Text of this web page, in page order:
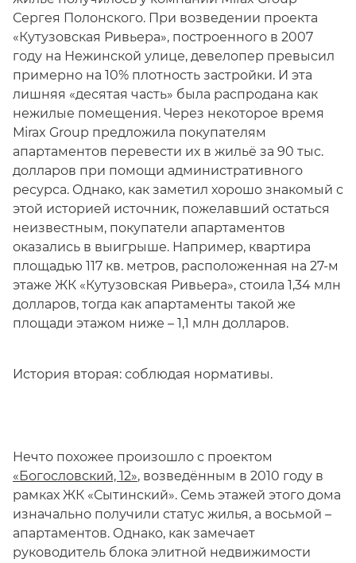
Сергея Полонского. При возведении проекта
«Кутузовская Ривьера», построенного в 2007
году на Нежинской улице, девелопер превысил
примерно на 10% плотность застройки. И эта
лишняя «десятая часть» была распродана как
нежилые помещения. Через некоторое время
Mirax Group предложила покупателям
апартаментов перевести их в жильё за 90 тыс.
долларов при помощи административного
ресурса. Однако, как заметил хорошо знакомый с
этой историей источник, пожелавший остаться
неизвестным, покупатели апартаментов
оказались в выигрыше. Например, квартира
площадью 117 кв. метров, расположенная на 27-м
этаже ЖК «Кутузовская Ривьера», стоила 1,34 млн
долларов, тогда как апартаменты такой же
площади этажом ниже – 1,1 млн долларов.
История вторая: соблюдая нормативы.
Нечто похожее произошло с проектом
«Богословский, 12», возведённым в 2010 году в
рамках ЖК «Сытинский». Семь этажей этого дома
изначально получили статус жилья, а восьмой –
апартаментов. Однако, как замечает
руководитель блока элитной недвижимости